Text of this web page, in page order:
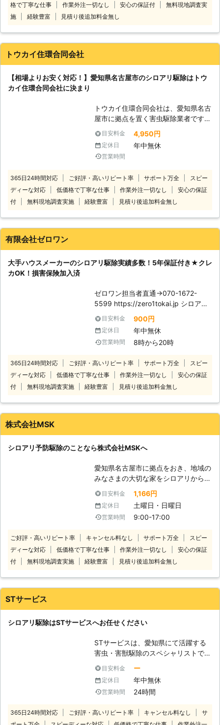
状況を確認いたしますので、シロアリ
防除工事害虫害獣駆除なら私たち株式
りよい住まいを、安心安全快適な住環
れば、弊社までお気軽にご連絡くださ
い。 弊社は土曜日日曜日祝日だろう
保証付き！アフターフォローもお任せ
株式会社提箸工業のシロアリ駆除は、
5年間の保証をお付けしております。
施工後、万が一シロアリが再発した場
合は保証期間内であれば【無料】にて
再度駆除施工をいたします。 ■株式
シロアリ駆除の専門業者として幅広い
ご依頼に対応しております。 過去に
対応したご依頼は下記の通りです。
2F戸建て ■建坪：2Fを含め30坪 ■築
は過去に対応した案件をもとに参考金
額を表示しております ※お客様のご依
頼内容によって金額は異なるため、正
確な金額はご依頼時のお見積りにてご
提示いたします
格で丁寧な仕事
作業外注一切なし 安心の保証付
無料現地調査実
施
経験豊富 見積り後追加料金無し
トウカイ住環合同会社
【相場よりお安く対応！】愛知県名古屋市のシロアリ駆除はトウ
カイ住環合同会社に決まり
トウカイ住環合同会社は、愛知県名古
屋市に拠点を置く害虫駆除業者です。
春はシロアリの季節です。お住まいで
シロアリを見つけたときには、当店に
お任せくださ
い。
格に自信アリ！相場価格よりお安く対
応 「シロアリ駆除って高くつきそ
う」そう思われるお客様にも、安心し
アリ駆除の相場価格よりお安く施工で
かったりということもありません。低
価格ながら5年保証付きで、イエシロ
お探しなら、まずはご相談から承って
います。お気軽にご連絡ください。
●有資格者によるシロアリ駆除！安全
な薬剤の使用で安心施工 当店は公益
社団法人日本しろあり対策協会の認め
る、しろあり防除施工士の資格をもっ
における必要な知識をもつ証であり、
お客様それぞれのお宅の状況に合わせ
たシロアリ駆除に対応できます。 ま
とき、不安や戸惑いがありますよね。
は、当店だと最短で当日中の対応もで
きますよ。訪問時には床下に潜って、
シロアリの被害や木部の腐朽を写真に
収めてご報告します。 お客様に対し
てもクリアな作業で、シロアリに対す
る不安解消のお手伝いもいたします。
気軽に相談くださいね。
目安料金 4,950円
定休日 年中無休
営業時間
365日24時間対応 ご好評・高いリピート率 サポート万全
スピー
ディーな対応
低価格で丁寧な仕事 作業外注一切なし
安心の保証
付
無料現地調査実施 経験豊富 見積り後追加料金無し
有限会社ゼロワン
大手ハウスメーカーのシロアリ駆除実績多数！5年保証付き★クレ
カOK！損害保険加入済
ゼロワン担当者直通→070-1672-
5599 https://zero1tokai.jp シロアリ
被害でお困り、お悩みのお客様に対応
させていただきます。 私たち有限会
社ゼロワンは、シロアリ駆除を生業と
した業者ですのでシロアリ駆除をお求
籍しているスタッフは、経験豊富で実
績豊富な熟練のプロです。 今まで培
ってきた技術と正しい知識を駆使し、
供いたします。 常にお客様目線での
弊社スタッフにお任せください。 親
切丁寧な態度で迅速に対応させていた
目安料金 900円
定休日 年中無休
営業時間 8時から20時
365日24時間対応 ご好評・高いリピート率 サポート万全
スピー
ディーな対応
低価格で丁寧な仕事 作業外注一切なし
安心の保証
付
無料現地調査実施 経験豊富 見積り後追加料金無し
株式会社MSK
シロアリ予防駆除のことなら株式会社MSKへ
愛知県名古屋市に拠点をおき、地域の
みなさまの大切な家をシロアリから守
るお手伝いをしています。 シロアリ
はお住まいの「床下」「柱」「水回
り」「窓」「畳まわり」「屋根裏」な
ど、多岐にわたって出現します。
頃だ」 「なんだかシロアリがいる気
がして落ち着かない」 「近くでシロ
アリが出たらしく、うちも対策した
任せ！シロアリ駆除のプロたちが、お
「うちにシロアリがいるんじゃない
か」そんな疑いがあると、気が気では
らシロアリ診断を無料で承っていま
す。 ・羽アリを見かけた ・最近、床
がフワフワとする ・家の中で木くず
ロアリのいるサインかもしれません。
そんなときはまずはご相談ください。
アリ被害は放置すると悪化の一方で
目安料金 1,166円
定休日 土曜日・日曜日
営業時間 9:00-17:00
ご好評・高いリピート率 キャンセル料なし サポート万全
スピー
ディーな対応
低価格で丁寧な仕事 作業外注一切なし
安心の保証
付
無料現地調査実施 経験豊富 見積り後追加料金無し
STサービス
シロアリ駆除はSTサービスへお任せください
STサービスは、愛知県にて活躍する
害虫・害獣駆除のスペシャリストで
不快感、悪臭などさまざまな問題を引
き起こします。 お客様の快適な生活
を脅かす存在です。 STサービスは、
境で生活を取り戻せるように迅速に
目安料金 ー
定休日 年中無休
営業時間 24時間
365日24時間対応 ご好評・高いリピート率 キャンセル料なし
サ